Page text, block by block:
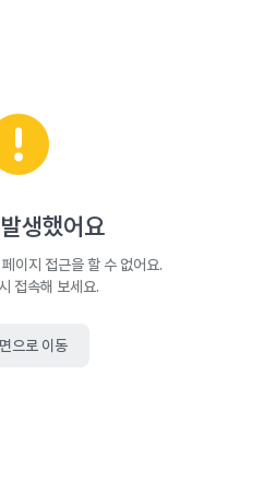
생했어요
이지 접근을 할 수 없어요.
접속해 보세요.
으로 이동